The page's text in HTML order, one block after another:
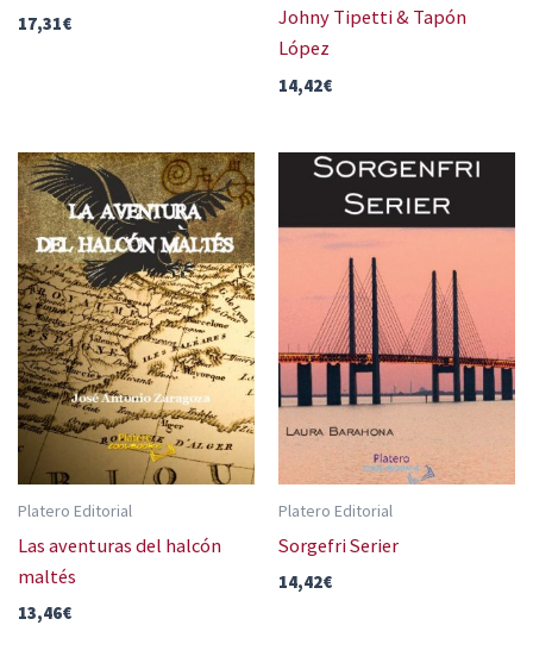
17,31€
Johny Tipetti & Tapón
López
14,42€
Platero Editorial
Las aventuras del halcón
maltés
13,46€
Platero Editorial
Sorgefri Serier
14,42€